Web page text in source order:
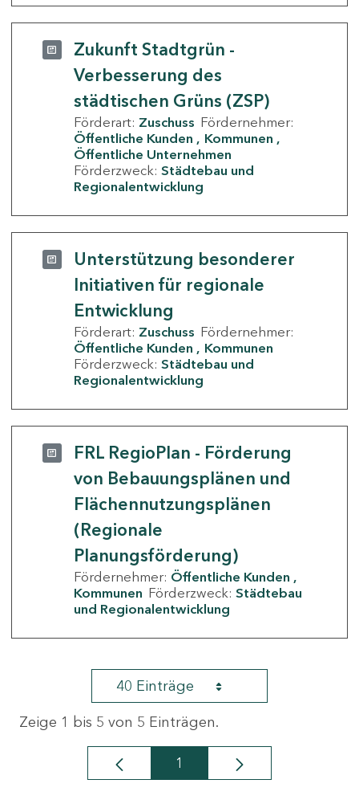
Zukunft Stadtgrün -
Verbesserung des
städtischen Grüns (ZSP)
Förderart: Zuschuss Fördernehmer:
Öffentliche Kunden
Kommunen
Öffentliche Unternehmen
Förderzweck: Städtebau und
Regionalentwicklung
Unterstützung besonderer
Initiativen für regionale
Entwicklung
Förderart: Zuschuss Fördernehmer:
Öffentliche Kunden
Kommunen
Förderzweck: Städtebau und
Regionalentwicklung
FRL RegioPlan - Förderung
von Bebauungsplänen und
Flächennutzungsplänen
(Regionale
Planungsförderung)
Fördernehmer: Öffentliche Kunden
Kommunen Förderzweck: Städtebau
und Regionalentwicklung
40 Einträge
Zeige 1 bis 5 von 5 Einträgen.
Seite
1